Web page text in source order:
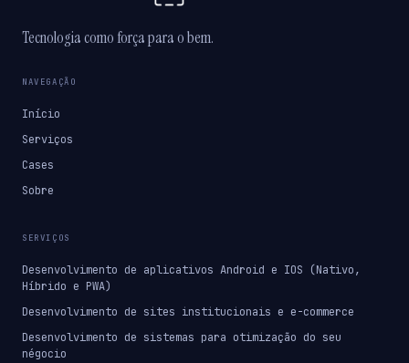
Tecnologia como força para o bem.
NAVEGAÇÃO
Início
Serviços
Cases
Sobre
SERVIÇOS
Desenvolvimento de aplicativos Android e IOS (Nativo,
Híbrido e PWA)
Desenvolvimento de sites institucionais e e-commerce
Desenvolvimento de sistemas para otimização do seu
négocio